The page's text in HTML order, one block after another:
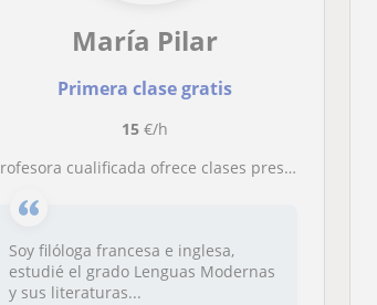
María Pilar
Primera clase gratis
15€/h
Profesora cualificada ofrece clases presenciales de valenciano y castellano
Soy filóloga francesa e inglesa,
estudié el grado Lenguas Modernas
y sus literaturas...